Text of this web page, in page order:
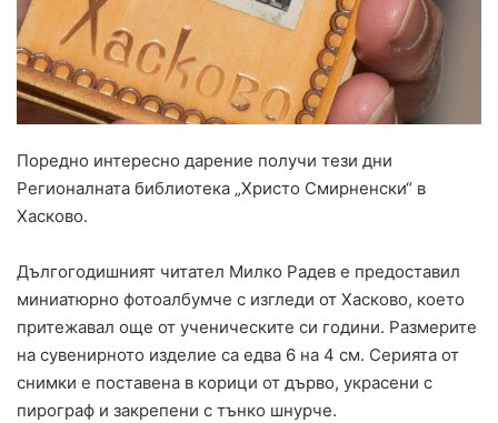
Поредно интересно дарение получи тези дни
Регионалната библиотека „Христо Смирненски“ в
Хасково.
Дългогодишният читател Милко Радев е предоставил
миниатюрно фотоалбумче с изгледи от Хасково, което
притежавал още от ученическите си години. Размерите
на сувенирното изделие са едва 6 на 4 см. Серията от
снимки е поставена в корици от дърво, украсени с
пирограф и закрепени с тънко шнурче.